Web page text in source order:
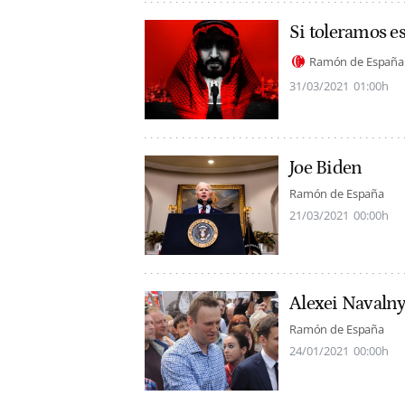
Si toleramos
Ramón de España
31/03/2021 01:00h
Joe Biden
Ramón de España
21/03/2021 00:00h
Alexei
Ramón de España
24/01/2021 00:00h